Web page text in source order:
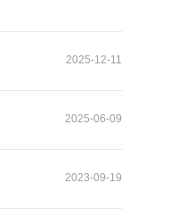
2025-12-11
2025-06-09
2023-09-19